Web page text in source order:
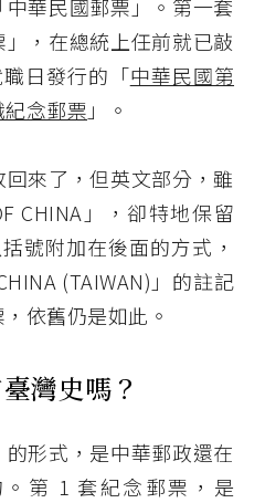
華民國郵票」。第一套
，在總統上任前就已敲
日發行的「中華民國第
念郵票 」。
回來了，但英文部分，雖
CHINA」，卻特地保留
號附加在後面的方式，
(TAIWAN)」的註記
依舊仍是如此。
灣史嗎？
的形式，是中華郵政還在
第 1 套紀念郵票，是